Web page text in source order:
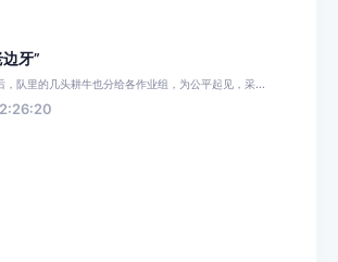
牙”
队里的几头耕牛也分给各作业组，为公平起见，采...